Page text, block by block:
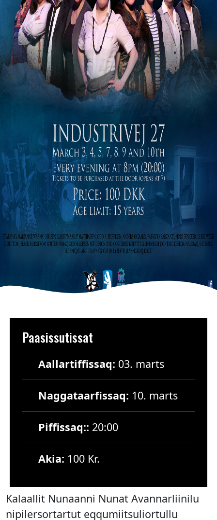
Paasissutissat
Aallartiffissaq: 03. marts
Naggataarfissaq: 10. marts
Piffissaq:: 20:00
Akia: 100 Kr.
Kalaallit Nunaanni Nunat Avannarliinilu
nipilersortartut eqqumiitsuliortullu